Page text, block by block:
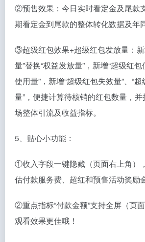
②预售效果：今日实时看定金及尾款
期看定金到尾款的整体转化数据及年
③超级红包效果+超级红包发放量：
量”替换“权益发放量”，新增“超级红包
使用量”，新增“超级红包失效量”、“
量”，便捷计算待核销的红包数量，
场整体引流及收益指标。
5、贴心小功能：
①收入字段一键隐藏（页面右上角）
估付款服务费、超红和预售活动奖励
②重点指标“付款金额”支持全屏（页
观看效果更佳哦！